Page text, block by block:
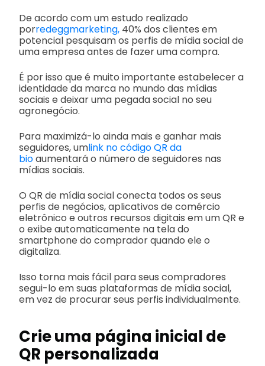
De acordo com um estudo realizado
porredeggmarketing, 40% dos clientes em
potencial pesquisam os perfis de mídia social de
uma empresa antes de fazer uma compra.
É por isso que é muito importante estabelecer a
identidade da marca no mundo das mídias
sociais e deixar uma pegada social no seu
agronegócio.
Para maximizá-lo ainda mais e ganhar mais
seguidores, umlink no código QR da
bioaumentará o número de seguidores nas
mídias sociais.
O QR de mídia social conecta todos os seus
perfis de negócios, aplicativos de comércio
eletrônico e outros recursos digitais em um QR e
o exibe automaticamente na tela do
smartphone do comprador quando ele o
digitaliza.
Isso torna mais fácil para seus compradores
segui-lo em suas plataformas de mídia social,
em vez de procurar seus perfis individualmente.
Crie uma página inicial de
QR personalizada